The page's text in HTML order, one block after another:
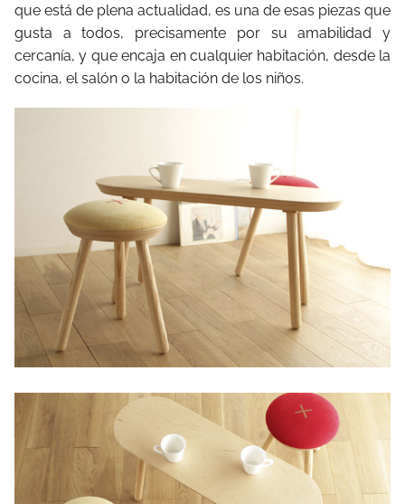
que está de plena actualidad, es una de esas piezas que
gusta a todos, precisamente por su amabilidad y
cercanía, y que encaja en cualquier habitación, desde la
cocina, el salón o la habitación de los niños.